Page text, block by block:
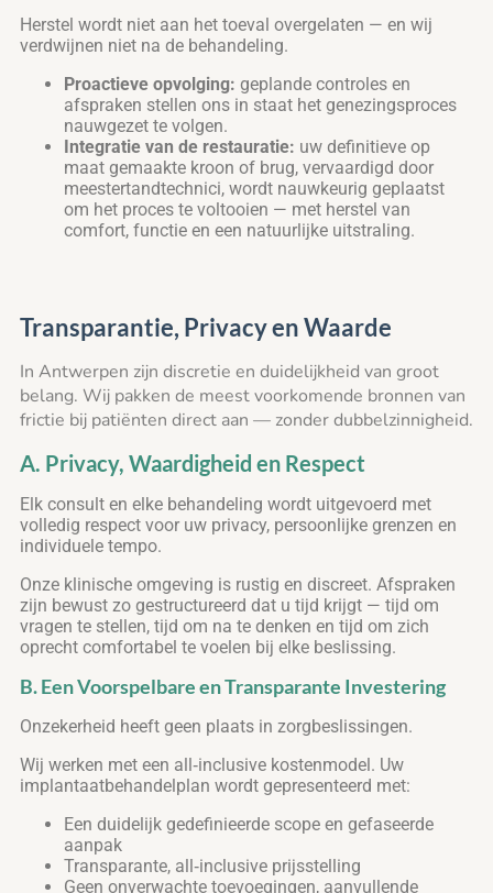
Herstel wordt niet aan het toeval overgelaten — en wij
verdwijnen niet na de behandeling.
Proactieve opvolging: geplande controles en
afspraken stellen ons in staat het genezingsproces
nauwgezet te volgen.
Integratie van de restauratie: uw definitieve op
maat gemaakte kroon of brug, vervaardigd door
meestertandtechnici, wordt nauwkeurig geplaatst
om het proces te voltooien — met herstel van
comfort, functie en een natuurlijke uitstraling.
Transparantie, Privacy en Waarde
In Antwerpen zijn discretie en duidelijkheid van groot
belang. Wij pakken de meest voorkomende bronnen van
frictie bij patiënten direct aan — zonder dubbelzinnigheid.
A. Privacy, Waardigheid en Respect
Elk consult en elke behandeling wordt uitgevoerd met
volledig respect voor uw privacy, persoonlijke grenzen en
individuele tempo.
Onze klinische omgeving is rustig en discreet. Afspraken
zijn bewust zo gestructureerd dat u tijd krijgt — tijd om
vragen te stellen, tijd om na te denken en tijd om zich
oprecht comfortabel te voelen bij elke beslissing.
B. Een Voorspelbare en Transparante Investering
Onzekerheid heeft geen plaats in zorgbeslissingen.
Wij werken met een all‑inclusive kostenmodel. Uw
implantaatbehandelplan wordt gepresenteerd met:
Een duidelijk gedefinieerde scope en gefaseerde
aanpak
Transparante, all‑inclusive prijsstelling
Geen onverwachte toevoegingen, aanvullende